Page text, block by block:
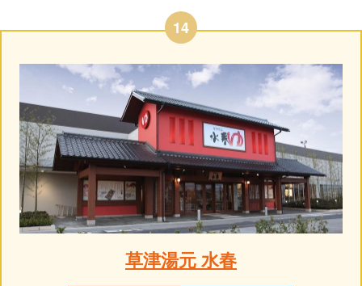
草津湯元 水春
14